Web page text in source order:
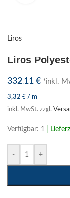
Liros
Liros
332,11 € *inkl.
3,32 € / m
inkl. MwSt. zzgl.
Verfügbar: 1 |
- +